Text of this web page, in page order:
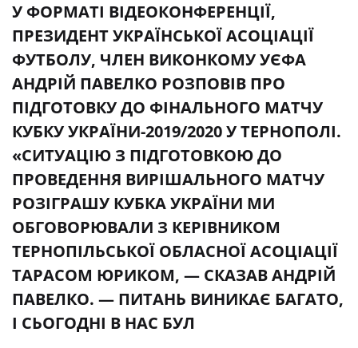
У ФОРМАТІ ВІДЕОКОНФЕРЕНЦІЇ,
ПРЕЗИДЕНТ УКРАЇНСЬКОЇ АСОЦІАЦІЇ
ФУТБОЛУ, ЧЛЕН ВИКОНКОМУ УЄФА
АНДРІЙ ПАВЕЛКО РОЗПОВІВ ПРО
ПІДГОТОВКУ ДО ФІНАЛЬНОГО МАТЧУ
КУБКУ УКРАЇНИ-2019/2020 У ТЕРНОПОЛІ.
«СИТУАЦІЮ З ПІДГОТОВКОЮ ДО
ПРОВЕДЕННЯ ВИРІШАЛЬНОГО МАТЧУ
РОЗІГРАШУ КУБКА УКРАЇНИ МИ
ОБГОВОРЮВАЛИ З КЕРІВНИКОМ
ТЕРНОПІЛЬСЬКОЇ ОБЛАСНОЇ АСОЦІАЦІЇ
ТАРАСОМ ЮРИКОМ, — СКАЗАВ АНДРІЙ
ПАВЕЛКО. — ПИТАНЬ ВИНИКАЄ БАГАТО,
І СЬОГОДНІ В НАС БУЛ